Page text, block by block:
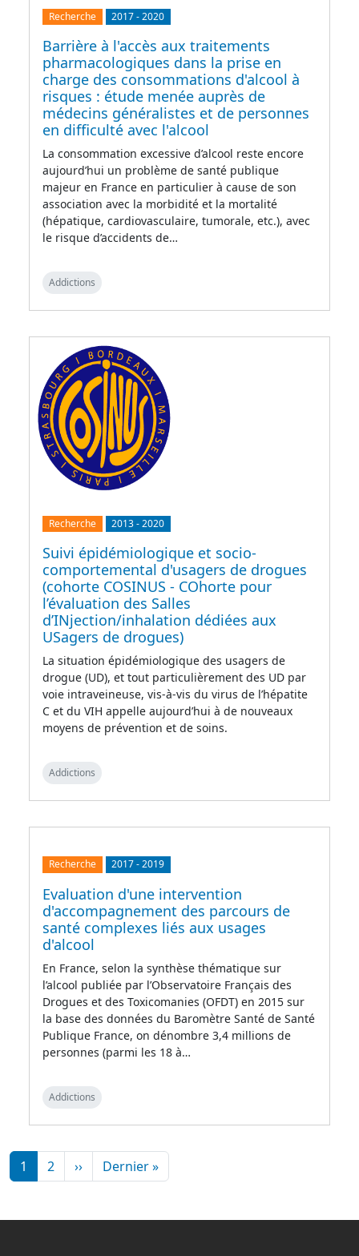
Recherche 2017-2020
Barrière à l'accès aux traitements
pharmacologiques dans la prise en
charge des consommations d'alcool à
risques : étude menée auprès de
médecins généralistes et de personnes
en difficulté avec l'alcool
La consommation excessive d’alcool reste encore
aujourd’hui un problème de santé publique
majeur en France en particulier à cause de son
association avec la morbidité et la mortalité
(hépatique, cardiovasculaire, tumorale, etc.), avec
le risque d’accidents de…
Addictions
Recherche 2013-2020
Suivi épidémiologique et socio-
comportemental d'usagers de drogues
(cohorte COSINUS - COhorte pour
l’évaluation des Salles
d’INjection/inhalation dédiées aux
USagers de drogues)
La situation épidémiologique des usagers de
drogue (UD), et tout particulièrement des UD par
voie intraveineuse, vis-à-vis du virus de l’hépatite
C et du VIH appelle aujourd’hui à de nouveaux
moyens de prévention et de soins.
Addictions
Recherche 2017-2019
Evaluation d'une intervention
d'accompagnement des parcours de
santé complexes liés aux usages
d'alcool
En France, selon la synthèse thématique sur
l’alcool publiée par l’Observatoire Français des
Drogues et des Toxicomanies (OFDT) en 2015 sur
la base des données du Baromètre Santé de Santé
Publique France, on dénombre 3,4 millions de
personnes (parmi les 18 à…
Addictions
Pagination
1 2 ››Page suivante
Dernier »Dernière page